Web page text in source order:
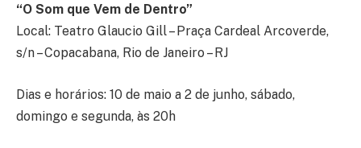
“O Som que Vem de Dentro”
Local: Teatro Glaucio Gill – Praça Cardeal Arcoverde,
s/n – Copacabana, Rio de Janeiro – RJ
Dias e horários: 10 de maio a 2 de junho, sábado,
domingo e segunda, às 20h